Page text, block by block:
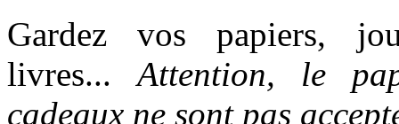
Gardez vos papiers,
livres... Attention, le
cadeaux ne sont pas